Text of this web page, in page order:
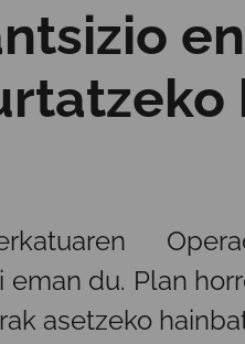
du. Plan
asetzeko